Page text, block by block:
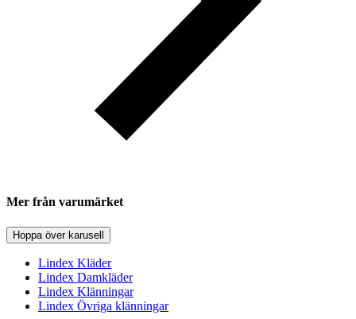
Mer från varumärket
Hoppa över karusell
Lindex Kläder
Lindex Damkläder
Lindex Klänningar
Lindex Övriga klänningar